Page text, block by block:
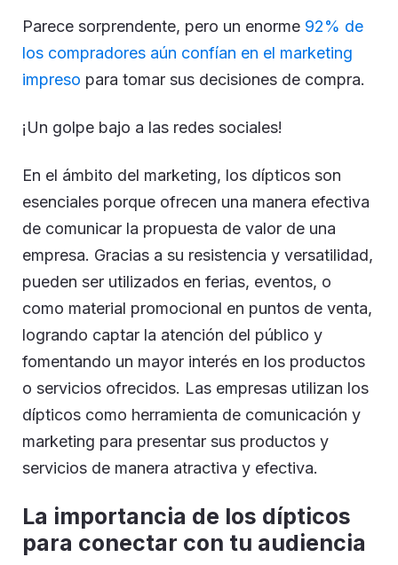
Parece sorprendente, pero un enorme 92% de
los compradores aún confían en el marketing
impreso para tomar sus decisiones de compra.
¡Un golpe bajo a las redes sociales!
En el ámbito del marketing, los dípticos son
esenciales porque ofrecen una manera efectiva
de comunicar la propuesta de valor de una
empresa. Gracias a su resistencia y versatilidad,
pueden ser utilizados en ferias, eventos, o
como material promocional en puntos de venta,
logrando captar la atención del público y
fomentando un mayor interés en los productos
o servicios ofrecidos. Las empresas utilizan los
dípticos como herramienta de comunicación y
marketing para presentar sus productos y
servicios de manera atractiva y efectiva.
La importancia de los dípticos
para conectar con tu audiencia